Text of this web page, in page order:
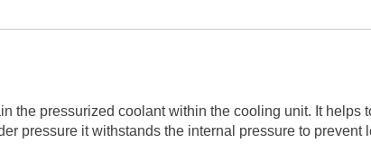
the pressurized coolant within the cooling unit. It
pressure it withstands the internal pressure to